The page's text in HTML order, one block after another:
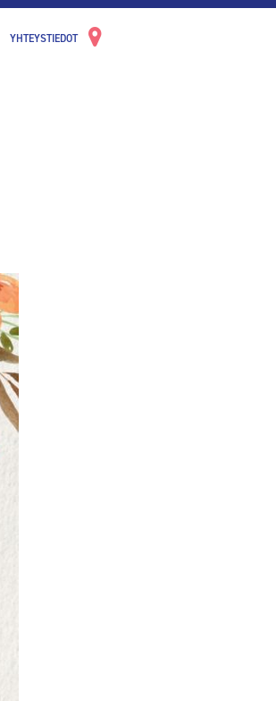
YHTEYSTIEDOT